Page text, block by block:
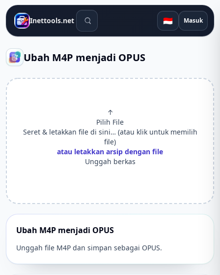
Inettools.net Alat pencarian 🇮🇩 Masuk
Ubah M4P menjadi OPUS
↑
Pilih File
Seret & letakkan file di sini… (atau klik untuk memilih
file)
atau letakkan arsip dengan file
Unggah berkas
Ubah M4P menjadi OPUS
Unggah file M4P dan simpan sebagai OPUS.